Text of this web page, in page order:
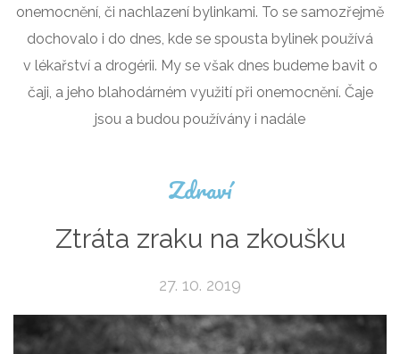
onemocnění, či nachlazení bylinkami. To se samozřejmě
dochovalo i do dnes, kde se spousta bylinek používá
v lékařství a drogérii. My se však dnes budeme bavit o
čaji, a jeho blahodárném využití při onemocnění. Čaje
jsou a budou používány i nadále
Zdraví
Ztráta zraku na zkoušku
27. 10. 2019